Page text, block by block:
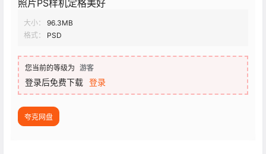
照片PS样机定格美好
大小：
96.3MB
格式：
PSD
您当前的等级为 游客
登录后免费下载 登录
夸克网盘